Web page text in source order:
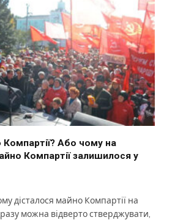
Або чому на
Компартії залишилося у
дісталося майно Компартії на
можна відверто стверджувати,